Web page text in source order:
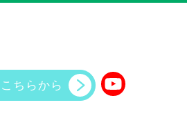
こちらから